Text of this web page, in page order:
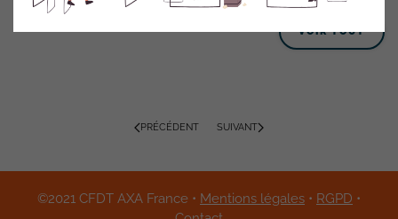
VOIR TOUT
PRÉCÉDENT SUIVANT
©2021 CFDT AXA France • Mentions légales • RGPD •